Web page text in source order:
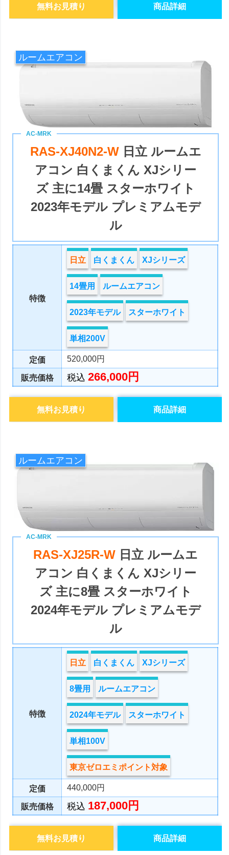
商品詳細
無料お見積り
ルームエアコン
RAS-XJ40N2-W 日立 ルームエ
アコン 白くまくん XJシリー
ズ 主に14畳 スターホワイト
2023年モデル プレミアムモデ
ル
特徴
日立 白くまくん XJシリーズ
14畳用 ルームエアコン
2023年モデル スターホワイト
単相200V
定価 520,000円
販売価格 税込266,000円
商品詳細
無料お見積り
ルームエアコン
RAS-XJ25R-W 日立 ルームエ
アコン 白くまくん XJシリー
ズ 主に8畳 スターホワイト
2024年モデル プレミアムモデ
ル
特徴
日立 白くまくん XJシリーズ
8畳用 ルームエアコン
2024年モデル スターホワイト
単相100V
東京ゼロエミポイント対象
定価 440,000円
販売価格 税込 187,000円
商品詳細
無料お見積り